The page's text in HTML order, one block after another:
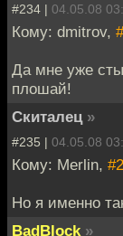
#234 | 04.05.08
Кому: dmitrov,
Да мне уже
плошай!
Скиталец »
#235 | 04.05.08
Кому: Merlin,
Но я именно
BadBlock »